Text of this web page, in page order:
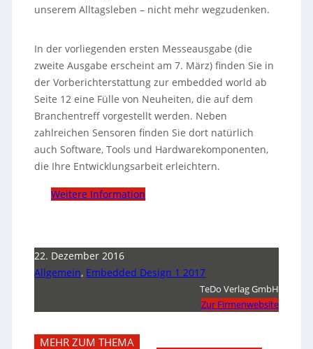
unserem Alltagsleben – nicht mehr wegzudenken.
In der vorliegenden ersten Messeausgabe (die
zweite Ausgabe erscheint am 7. März) finden Sie in
der Vorberichterstattung zur embedded world ab
Seite 12 eine Fülle von Neuheiten, die auf dem
Branchentreff vorgestellt werden. Neben
zahlreichen Sensoren finden Sie dort natürlich
auch Software, Tools und Hardwarekomponenten,
die Ihre Entwicklungsarbeit erleichtern.
Weitere Information
22. Dezember 2016
Allgemein, Embedded Design 1 2017
TeDo Verlag GmbH
Zur Firmenwebsite
MEHR ZUM THEMA